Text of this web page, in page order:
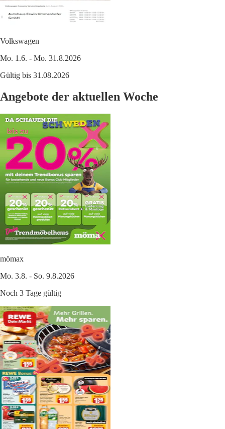
Volkswagen
Mo. 1.6. - Mo. 31.8.2026
Gültig bis 31.08.2026
Angebote der aktuellen Woche
mömax
Mo. 3.8. - So. 9.8.2026
Noch 3 Tage gültig